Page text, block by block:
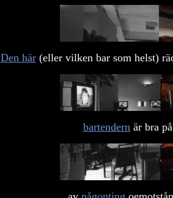
Den här(eller vilken bar som helst)
bartendern är bra